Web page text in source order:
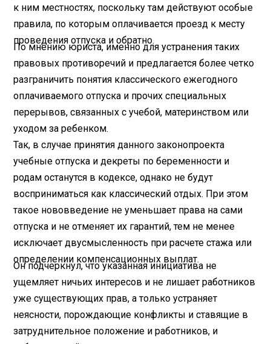
к ним местностях, поскольку там действуют особые
правила, по которым оплачивается проезд к месту
проведения отпуска и обратно.
По мнению юриста, именно для устранения таких
правовых противоречий и предлагается более четко
разграничить понятия классического ежегодного
оплачиваемого отпуска и прочих специальных
перерывов, связанных с учебой, материнством или
уходом за ребенком.
Так, в случае принятия данного законопроекта
учебные отпуска и декреты по беременности и
родам останутся в кодексе, однако не будут
восприниматься как классический отдых. При этом
такое нововведение не уменьшает права на сами
отпуска и не отменяет их гарантий, тем не менее
исключает двусмысленность при расчете стажа или
определении компенсационных выплат.
Он подчеркнул, что указанная инициатива не
ущемляет ничьих интересов и не лишает работников
уже существующих прав, а только устраняет
неясности, порождающие конфликты и ставящие в
затруднительное положение и работников, и